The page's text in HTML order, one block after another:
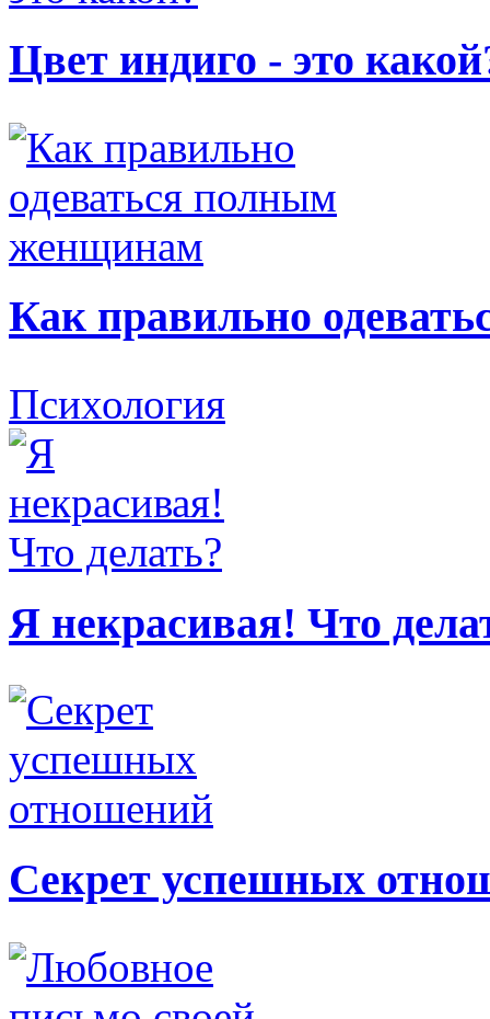
Цвет индиго - это
Как правильно
Психология
Я некрасивая! Что
Секрет успешных